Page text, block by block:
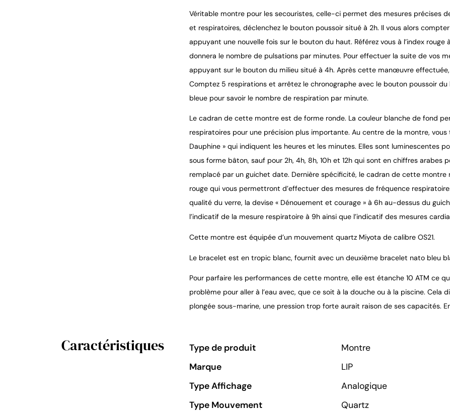
Véritable montre pour les secouristes, celle-ci permet des mesures précises
et respiratoires, déclenchez le bouton poussoir situé à 2h. Il vous alors
appuyant une nouvelle fois sur le bouton du haut. Référez vous à l’index
donnera le nombre de pulsations par minutes. Pour effectuer la suite de vos
appuyant sur le bouton du milieu situé à 4h. Après cette manœuvre
Comptez 5 respirations et arrêtez le chronographe avec le bouton poussoir du
bleue pour savoir le nombre de respiration par minute.
Le cadran de cette montre est de forme ronde. La couleur blanche de fond
respiratoires pour une précision plus importante. Au centre de la montre,
Dauphine » qui indiquent les heures et les minutes. Elles sont luminescentes
sous forme bâton, sauf pour 2h, 4h, 8h, 10h et 12h qui sont en chiffres arabes
remplacé par un guichet date. Dernière spécificité, le cadran de cette
rouge qui vous permettront d’effectuer des mesures de fréquence
qualité du verre, la devise « Dénouement et courage » à 6h au-dessus du
l’indicatif de la mesure respiratoire à 9h ainsi que l’indicatif des mesures
Cette montre est équipée d’un mouvement quartz Miyota de calibre OS21.
Le bracelet est en tropic blanc, fournit avec un deuxième bracelet nato bleu
Pour parfaire les performances de cette montre, elle est étanche 10 ATM ce
problème pour aller à l’eau avec, que ce soit à la douche ou à la piscine. Cela
plongée sous-marine, une pression trop forte aurait raison de ses capacités.
Caractéristiques Type de produit
Montre
Marque
LIP
Type Affichage
Analogique
Type Mouvement
Quartz